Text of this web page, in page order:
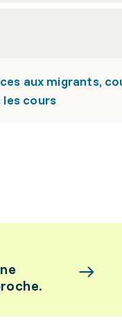
aux migrants,
cours